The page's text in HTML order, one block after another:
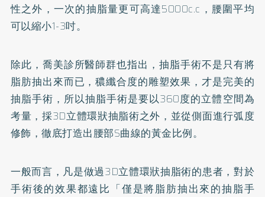
性之外，一次的抽脂量更可高達5000c.c，腰圍平均
可以縮小1-3吋。
除此，喬美診所醫師群也指出，抽脂手術不是只有將
脂肪抽出來而已，穠纖合度的雕塑效果，才是完美的
抽脂手術，所以抽脂手術是要以360度的立體空間為
考量，採3D立體環狀抽脂術之外，並從側面進行弧度
修飾，徹底打造出腰部S曲線的黃金比例。
一般而言，凡是做過3D立體環狀抽脂術的患者，對於
手術後的效果都遠比「僅是將脂肪抽出來的抽脂手